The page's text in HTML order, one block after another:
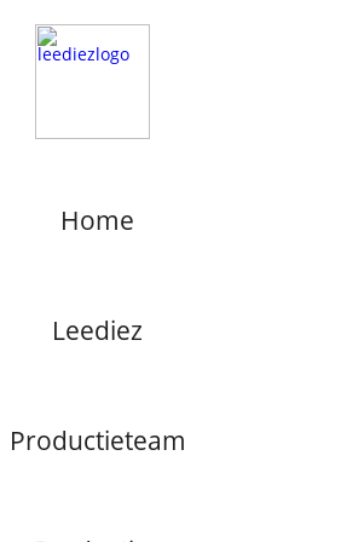
Home
Leediez
Productieteam